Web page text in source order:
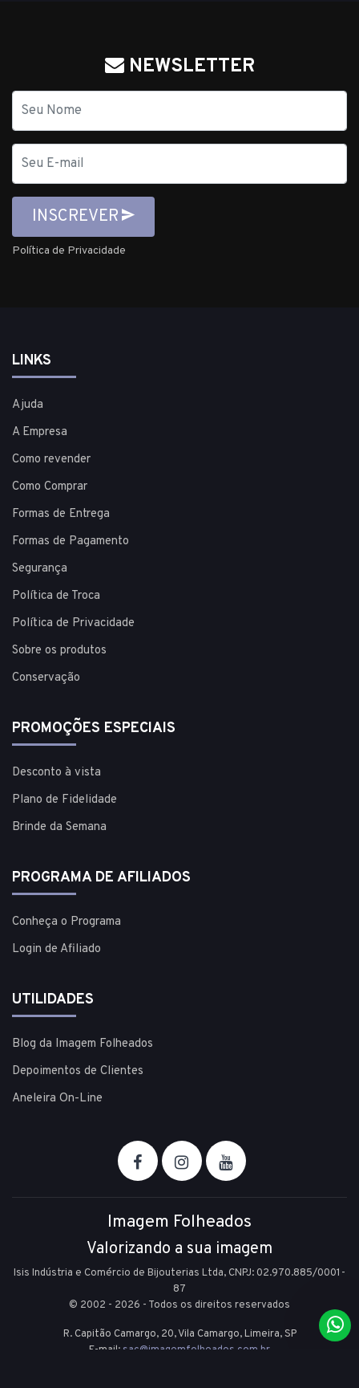
NEWSLETTER
mail
INSCREVER
Política de Privacidade
LINKS
Ajuda
A Empresa
Como revender
Como Comprar
Formas de Entrega
Formas de Pagamento
Segurança
Política de Troca
Política de Privacidade
Sobre os produtos
Conservação
PROMOÇÕES ESPECIAIS
Desconto à vista
Plano de Fidelidade
Brinde da Semana
PROGRAMA DE AFILIADOS
Conheça o Programa
Login de Afiliado
UTILIDADES
Blog da Imagem Folheados
Depoimentos de Clientes
Aneleira On-Line
Imagem Folheados
Valorizando a sua imagem
Isis Indústria e Comércio de Bijouterias Ltda, CNPJ: 02.970.885/0001-
87
© 2002 - 2026 - Todos os direitos reservados
R. Capitão Camargo, 20, Vila Camargo,Limeira,SP
E-mail: sac@imagemfolheados.com.br